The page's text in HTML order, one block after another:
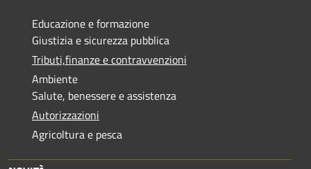
Educazione e formazione
Giustizia e sicurezza pubblica
Tributi,finanze e contravvenzioni
Ambiente
Salute, benessere e assistenza
Autorizzazioni
Agricoltura e pesca